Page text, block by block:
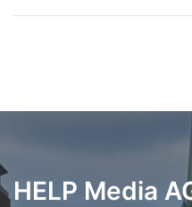
HELP Media